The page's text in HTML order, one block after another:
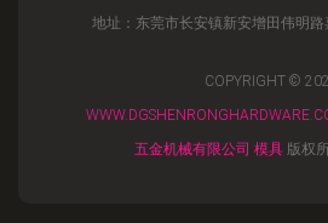
地址：东莞市长安镇新安增田伟明
COPYRIGHT ©
五金机械有限公司 模具 版权